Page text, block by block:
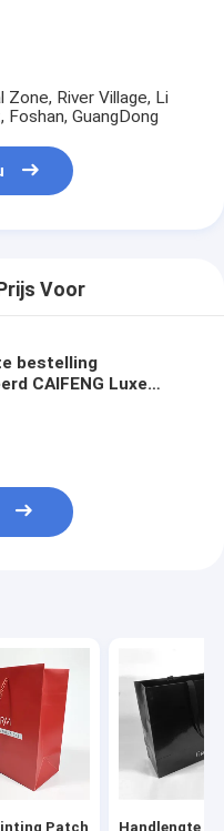
River Village, Li
GuangDong
Voor
bestelling
CAIFENG Luxe
Patch Handlengte